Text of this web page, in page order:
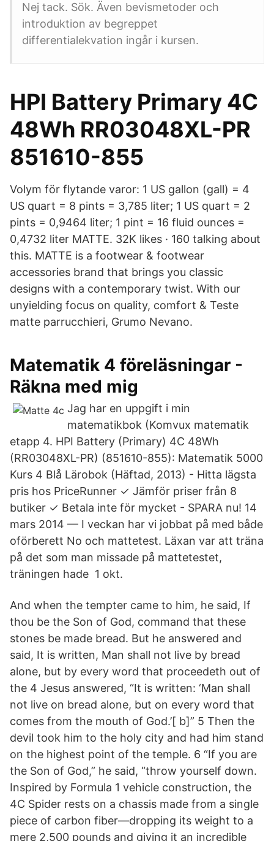
Nej tack​. Sök. Även bevismetoder och
introduktion av begreppet
differentialekvation ingår i kursen.
HPI Battery Primary 4C
48Wh RR03048XL-PR
851610-855
Volym för flytande varor: 1 US gallon (gall) = 4
US quart = 8 pints = 3,785 liter; 1 US quart = 2
pints = 0,9464 liter; 1 pint = 16 fluid ounces =
0,4732 liter MATTE. 32K likes · 160 talking about
this. MATTE is a footwear & footwear
accessories brand that brings you classic
designs with a contemporary twist. With our
unyielding focus on quality, comfort & Teste
matte parrucchieri, Grumo Nevano.
Matematik 4 föreläsningar -
Räkna med mig
Jag har en uppgift i min
matematikbok (Komvux matematik
etapp 4. HPI Battery (Primary) 4C 48Wh
(RR03048XL-PR) (851610-855): Matematik 5000
Kurs 4 Blå Lärobok (Häftad, 2013) - Hitta lägsta
pris hos PriceRunner ✓ Jämför priser från 8
butiker ✓ Betala inte för mycket - SPARA nu! 14
mars 2014 — I veckan har vi jobbat på med både
oförberett No och mattetest. Läxan var att träna
på det som man missade på mattetestet,
träningen hade 1 okt.
And when the tempter came to him, he said, If
thou be the Son of God, command that these
stones be made bread. But he answered and
said, It is written, Man shall not live by bread
alone, but by every word that proceedeth out of
the 4 Jesus answered, “It is written: ‘Man shall
not live on bread alone, but on every word that
comes from the mouth of God.’[ b]” 5 Then the
devil took him to the holy city and had him stand
on the highest point of the temple. 6 “If you are
the Son of God,” he said, “throw yourself down.
Inspired by Formula 1 vehicle construction, the
4C Spider rests on a chassis made from a single
piece of carbon fiber—dropping its weight to a
mere 2,500 pounds and giving it an incredible